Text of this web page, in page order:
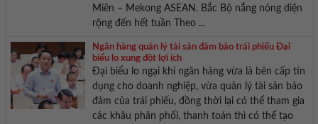
Miên – Mekong ASEAN. Bắc Bộ nắng nóng diện
rộng đến hết tuần Theo ...
Ngân hàng quản lý tài sản đảm bảo trái phiếu Đại
biểu lo xung đột lợi ích
Đại biểu lo ngại khi ngân hàng vừa là bên cấp tín
dụng cho doanh nghiệp, vừa quản lý tài sản bảo
đảm của trái phiếu, đồng thời lại có thể tham gia
các khâu phân phối, thanh toán thì có thể tạo